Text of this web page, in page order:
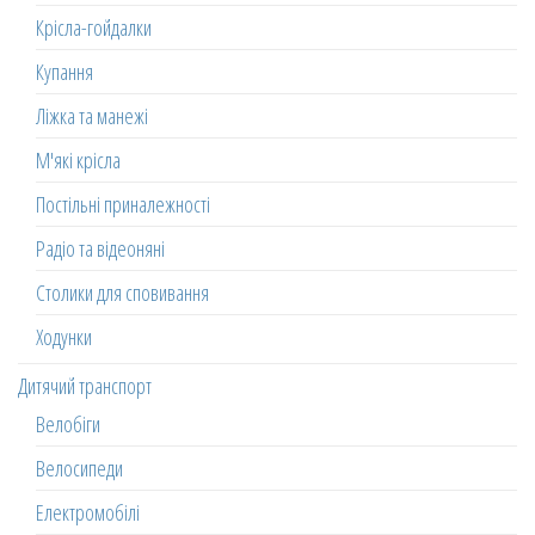
Крісла-гойдалки
Купання
Ліжка та манежі
М'які крісла
Постільні приналежності
Радіо та відеоняні
Столики для сповивання
Ходунки
Дитячий транспорт
Велобіги
Велосипеди
Електромобілі